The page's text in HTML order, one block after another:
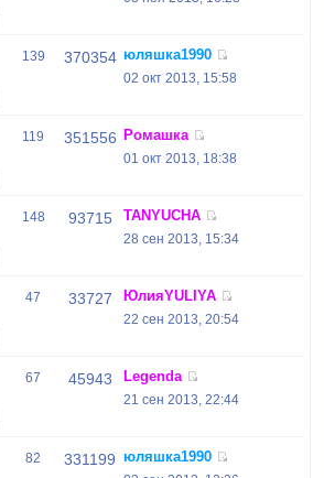
139 370354 юляшка1990
02 окт 2013, 15:58
119 351556 Ромашка
01 окт 2013, 18:38
148 93715 TANYUCHA
28 сен 2013, 15:34
47 33727 ЮлияYULIYA
22 сен 2013, 20:54
67 45943 Legenda
21 сен 2013, 22:44
82 331199 юляшка1990